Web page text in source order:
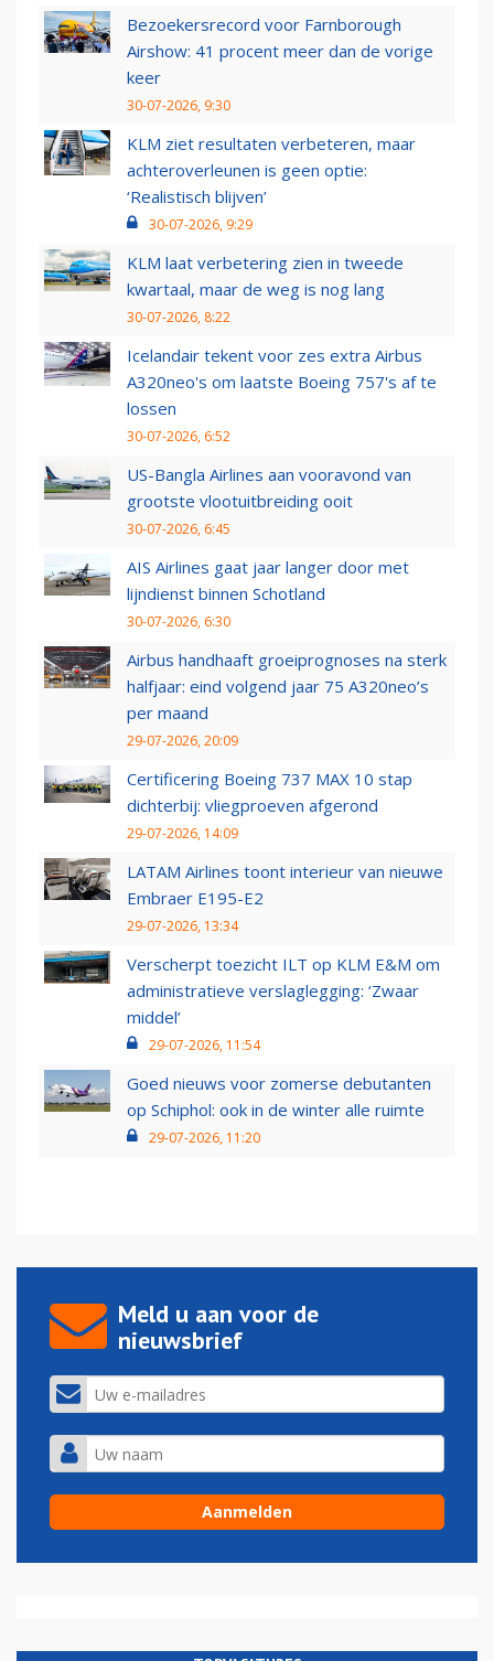
Bezoekersrecord voor Farnborough
Airshow: 41 procent meer dan de vorige
keer
30-07-2026, 9:30
KLM ziet resultaten verbeteren, maar
achteroverleunen is geen optie:
‘Realistisch blijven’
30-07-2026, 9:29
KLM laat verbetering zien in tweede
kwartaal, maar de weg is nog lang
30-07-2026, 8:22
Icelandair tekent voor zes extra Airbus
A320neo's om laatste Boeing 757's af te
lossen
30-07-2026, 6:52
US-Bangla Airlines aan vooravond van
grootste vlootuitbreiding ooit
30-07-2026, 6:45
AIS Airlines gaat jaar langer door met
lijndienst binnen Schotland
30-07-2026, 6:30
Airbus handhaaft groeiprognoses na sterk
halfjaar: eind volgend jaar 75 A320neo’s
per maand
29-07-2026, 20:09
Certificering Boeing 737 MAX 10 stap
dichterbij: vliegproeven afgerond
29-07-2026, 14:09
LATAM Airlines toont interieur van nieuwe
Embraer E195-E2
29-07-2026, 13:34
Verscherpt toezicht ILT op KLM E&M om
administratieve verslaglegging: ‘Zwaar
middel’
29-07-2026, 11:54
Goed nieuws voor zomerse debutanten
op Schiphol: ook in de winter alle ruimte
29-07-2026, 11:20
Meld u aan voor de
nieuwsbrief